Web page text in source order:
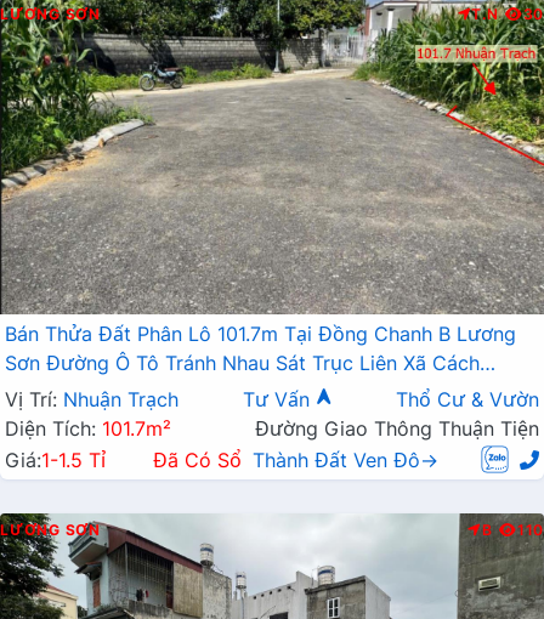
LƯƠNG SƠN T.N 30
Bán Thửa Đất Phân Lô 101.7m Tại Đồng Chanh B Lương
Sơn Đường Ô Tô Tránh Nhau Sát Trục Liên Xã Cách
QL21A Chỉ Vài Trăm Mét
Vị Trí: Nhuận Trạch Tư Vấn
Thổ Cư & Vườn
Diện Tích: 101.7m²
Đường Giao Thông Thuận Tiện
Giá:1-1.5 Tỉ Đã Có Sổ Thành Đất Ven Đô→
LƯƠNG SƠN B 110